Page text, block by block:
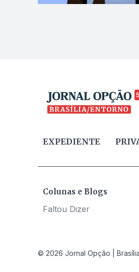
EXPEDIENTE
Colunas e Blogs
Faltou Dizer
© 2026 Jornal Opção |